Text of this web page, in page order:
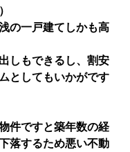
の一戸建てしかも高
しもできるし、割安
としてもいかがです
件ですと築年数の経
落するため悪い不動